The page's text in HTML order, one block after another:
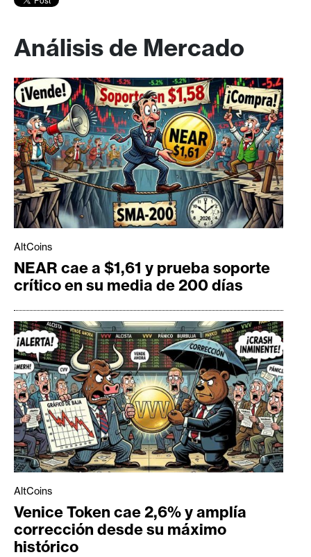
Análisis de Mercado
AltCoins
NEAR cae a $1,61 y prueba soporte
crítico en su media de 200 días
AltCoins
Venice Token cae 2,6% y amplía
corrección desde su máximo
histórico